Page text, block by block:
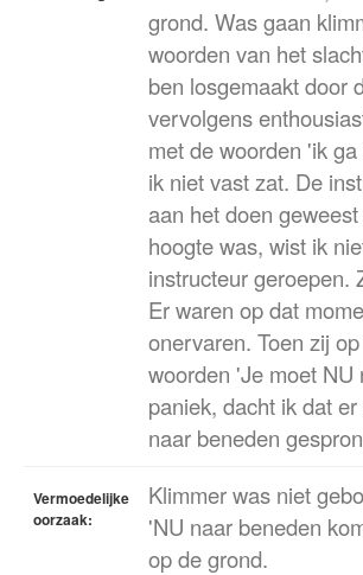
grond. Was gaan
woorden van het
ben losgemaakt door
vervolgens
met de woorden 'ik
ik niet vast zat. De
aan het doen
hoogte was, wist ik
instructeur geroepen.
Er waren op dat
onervaren. Toen zij
woorden 'Je moet
paniek, dacht ik dat
naar beneden
Vermoedelijke
oorzaak:
Klimmer was niet
'NU naar beneden
op de grond.